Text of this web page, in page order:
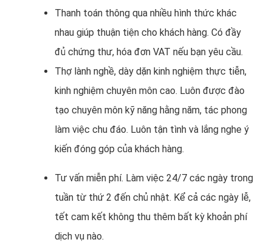
Thanh toán thông qua nhiều hình thức khác
nhau giúp thuận tiện cho khách hàng. Có đầy
đủ chứng thư, hóa đơn VAT nếu bạn yêu cầu.
Thợ lành nghề, dày dặn kinh nghiệm thực tiễn,
kinh nghiệm chuyên môn cao. Luôn được đào
tạo chuyên môn kỹ năng hằng năm, tác phong
làm việc chu đáo. Luôn tận tình và lắng nghe ý
kiến đóng góp của khách hàng.
Tư vấn miễn phí. Làm việc 24/7 các ngày trong
tuần từ thứ 2 đến chủ nhật. Kể cả các ngày lễ,
tết cam kết không thu thêm bất kỳ khoản phí
dịch vụ nào.